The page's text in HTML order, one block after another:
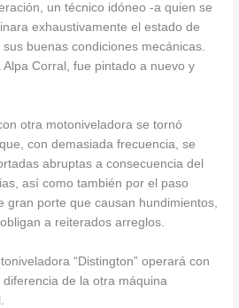
un técnico idóneo -a quien se
exhaustivamente el estado de
buenas condiciones mecánicas.
Corral, fue pintado a nuevo y
otra motoniveladora se tornó
con demasiada frecuencia, se
abruptas a consecuencia del
así como también por el paso
gran porte que causan hundimientos,
a reiterados arreglos.
“Distington” operará con
de la otra máquina